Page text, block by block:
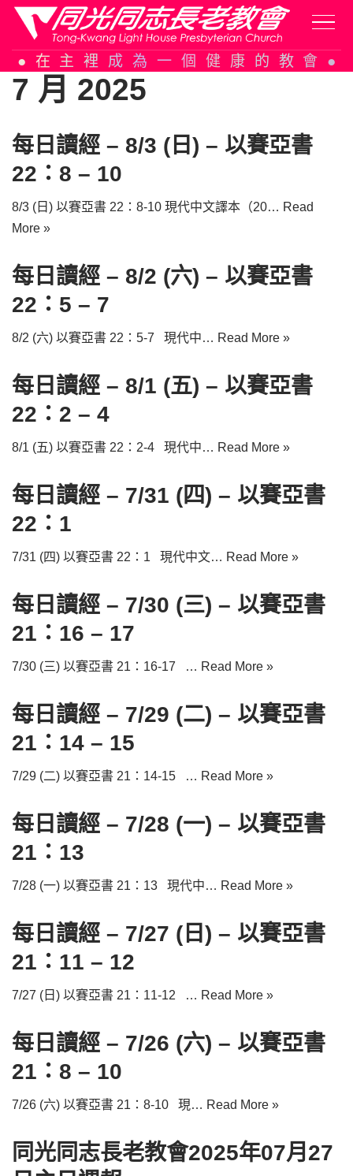
Skip
to
content
在主裡成為一個健康的教會
7 月 2025
每日讀經 – 8/3 (日) – 以賽亞書
22：8 – 10
8/3 (日) 以賽亞書 22：8-10 現代中文譯本（20… Read
More »
每日讀經 – 8/2 (六) – 以賽亞書
22：5 – 7
8/2 (六) 以賽亞書 22：5-7 現代中… Read More »
每日讀經 – 8/1 (五) – 以賽亞書
22：2 – 4
8/1 (五) 以賽亞書 22：2-4 現代中… Read More »
每日讀經 – 7/31 (四) – 以賽亞書
22：1
7/31 (四) 以賽亞書 22：1 現代中文… Read More »
每日讀經 – 7/30 (三) – 以賽亞書
21：16 – 17
7/30 (三) 以賽亞書 21：16-17 … Read More »
每日讀經 – 7/29 (二) – 以賽亞書
21：14 – 15
7/29 (二) 以賽亞書 21：14-15 … Read More »
每日讀經 – 7/28 (一) – 以賽亞書
21：13
7/28 (一) 以賽亞書 21：13 現代中… Read More »
每日讀經 – 7/27 (日) – 以賽亞書
21：11 – 12
7/27 (日) 以賽亞書 21：11-12 … Read More »
每日讀經 – 7/26 (六) – 以賽亞書
21：8 – 10
7/26 (六) 以賽亞書 21：8-10 現… Read More »
同光同志長老教會2025年07月27